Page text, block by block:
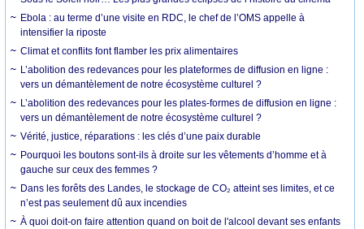
Ebola : au terme d’une visite en RDC, le chef de l’OMS appelle à
intensifier la riposte
Climat et conflits font flamber les prix alimentaires
L’abolition des redevances pour les plateformes de diffusion en ligne :
vers un démantèlement de notre écosystème culturel ?
L’abolition des redevances pour les plates-formes de diffusion en ligne :
vers un démantèlement de notre écosystème culturel ?
Vérité, justice, réparations : les clés d’une paix durable
Pourquoi les boutons sont-ils à droite sur les vêtements d’homme et à
gauche sur ceux des femmes ?
Dans les forêts des Landes, le stockage de CO₂ atteint ses limites, et ce
n’est pas seulement dû aux incendies
À quoi doit-on faire attention quand on boit de l'alcool devant ses enfants